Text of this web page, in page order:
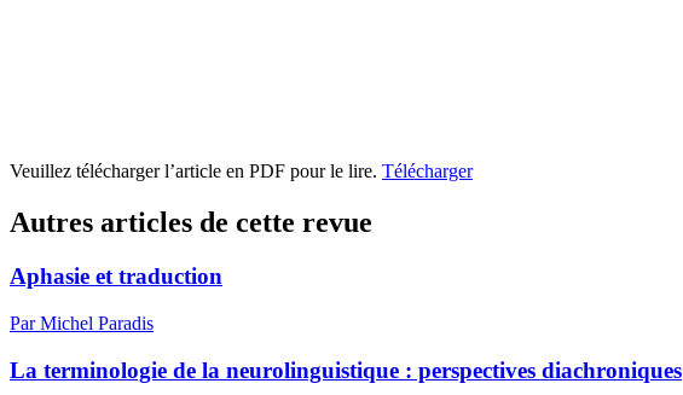
Veuillez télécharger l’article en PDF pour le lire. Télécharger
Autres articles de cette revue
Aphasie et traduction
Par Michel Paradis
La terminologie de la neurolinguistique : perspectives diachroniques